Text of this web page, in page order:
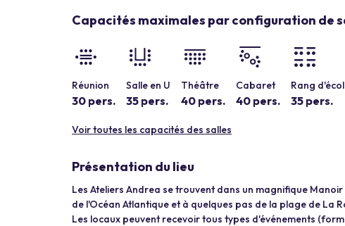
Capacités maximales par configuration de
Réunion
30 pers.
Salle en U
35 pers.
Théâtre
40 pers.
Cabaret
40 pers.
Rang
35 pers.
Voir toutes les capacités des salles
Présentation du lieu
Les Ateliers Andrea se trouvent dans un magnifique
de l'Océan Atlantique et à quelques pas de la plage de La
Les locaux peuvent recevoir tous types d'événements